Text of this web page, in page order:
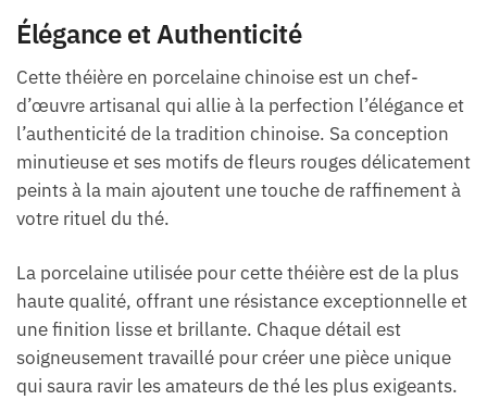
Élégance et Authenticité
Cette théière en porcelaine chinoise est un chef-
d’œuvre artisanal qui allie à la perfection l’élégance et
l’authenticité de la tradition chinoise. Sa conception
minutieuse et ses motifs de fleurs rouges délicatement
peints à la main ajoutent une touche de raffinement à
votre rituel du thé.
La porcelaine utilisée pour cette théière est de la plus
haute qualité, offrant une résistance exceptionnelle et
une finition lisse et brillante. Chaque détail est
soigneusement travaillé pour créer une pièce unique
qui saura ravir les amateurs de thé les plus exigeants.